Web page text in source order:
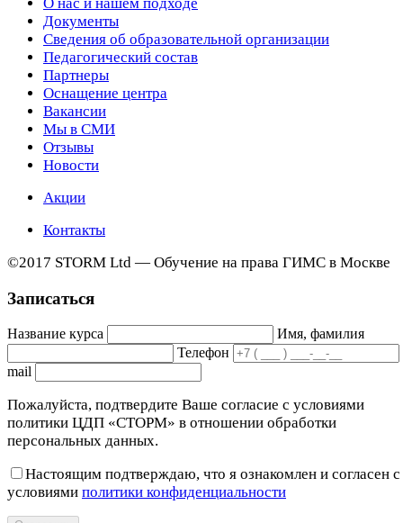
Документы
Сведения об образовательной организации
Педагогический состав
Партнеры
Оснащение центра
Вакансии
Мы в СМИ
Отзывы
Новости
Акции
Контакты
©2017 STORM Ltd — Обучение на права ГИМС в Москве
Записаться
Название курса
Имя, фамилия
Телефон
mail
Пожалуйста, подтвердите Ваше согласие с условиями
политики ЦДП «СТОРМ» в отношении обработки
персональных данных.
Настоящим подтверждаю, что я ознакомлен и согласен с
условиями политики конфиденциальности